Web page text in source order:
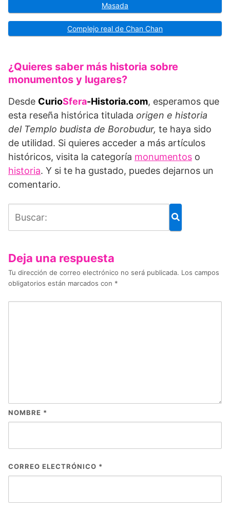
Masada
Complejo real de Chan Chan
¿Quieres saber más historia sobre
monumentos y lugares?
Desde CurioSfera-Historia.com, esperamos que
esta reseña histórica titulada origen e historia
del Templo budista de Borobudur, te haya sido
de utilidad. Si quieres acceder a más artículos
históricos, visita la categoría monumentos o
historia. Y si te ha gustado, puedes dejarnos un
comentario.
Deja una respuesta
Tu dirección de correo electrónico no será publicada. Los campos
obligatorios están marcados con *
NOMBRE *
CORREO ELECTRÓNICO *